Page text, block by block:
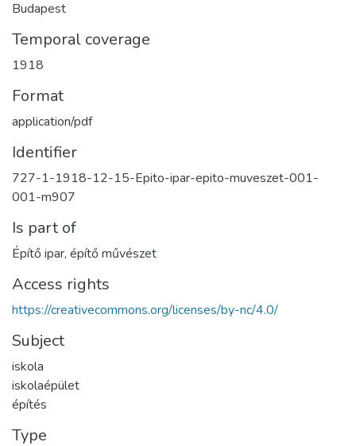
Budapest
Temporal coverage
1918
Format
application/pdf
Identifier
727-1-1918-12-15-Epito-ipar-epito-muveszet-001-
001-m907
Is part of
Építő ipar, építő művészet
Access rights
https://creativecommons.org/licenses/by-nc/4.0/
Subject
iskola
iskolaépület
építés
Type